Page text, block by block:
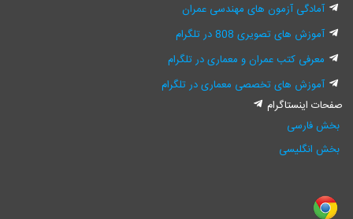
آمادگی آزمون های مهندسی عمران
آموزش های تصویری 808 در تلگرام
معرفی کتب عمران و معماری در تلگرام
آموزش های تخصصی معماری در تلگرام
اینستاگرام
فارسی
انگلیسی